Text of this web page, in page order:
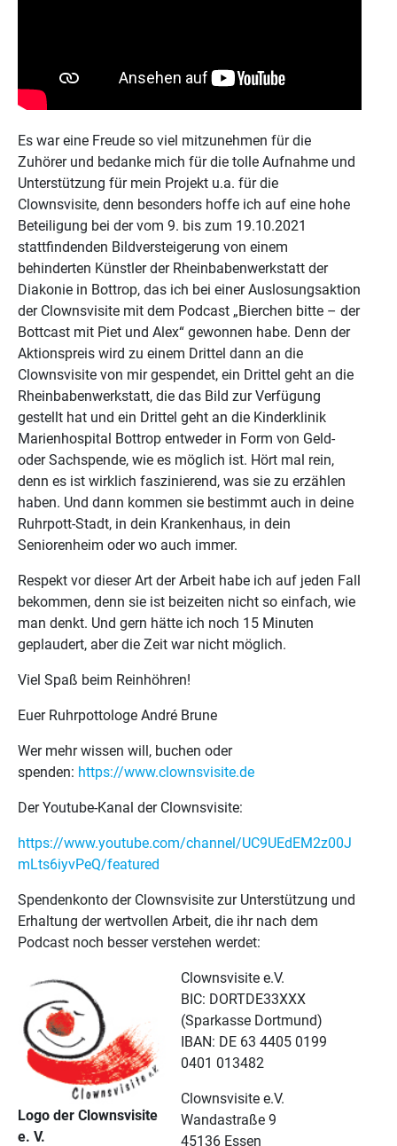
Es war eine Freude so viel mitzunehmen für die
Zuhörer und bedanke mich für die tolle Aufnahme und
Unterstützung für mein Projekt u.a. für die
Clownsvisite, denn besonders hoffe ich auf eine hohe
Beteiligung bei der vom 9. bis zum 19.10.2021
stattfindenden Bildversteigerung von einem
behinderten Künstler der Rheinbabenwerkstatt der
Diakonie in Bottrop, das ich bei einer Auslosungsaktion
der Clownsvisite mit dem Podcast „Bierchen bitte – der
Bottcast mit Piet und Alex“ gewonnen habe. Denn der
Aktionspreis wird zu einem Drittel dann an die
Clownsvisite von mir gespendet, ein Drittel geht an die
Rheinbabenwerkstatt, die das Bild zur Verfügung
gestellt hat und ein Drittel geht an die Kinderklinik
Marienhospital Bottrop entweder in Form von Geld-
oder Sachspende, wie es möglich ist. Hört mal rein,
denn es ist wirklich faszinierend, was sie zu erzählen
haben. Und dann kommen sie bestimmt auch in deine
Ruhrpott-Stadt, in dein Krankenhaus, in dein
Seniorenheim oder wo auch immer.
Respekt vor dieser Art der Arbeit habe ich auf jeden Fall
bekommen, denn sie ist beizeiten nicht so einfach, wie
man denkt. Und gern hätte ich noch 15 Minuten
geplaudert, aber die Zeit war nicht möglich.
Viel Spaß beim Reinhöhren!
Euer Ruhrpottologe André Brune
Wer mehr wissen will, buchen oder
spenden: https://www.clownsvisite.de
Der Youtube-Kanal der Clownsvisite:
https://www.youtube.com/channel/UC9UEdEM2z00J
mLts6iyvPeQ/featured
Spendenkonto der Clownsvisite zur Unterstützung und
Erhaltung der wertvollen Arbeit, die ihr nach dem
Podcast noch besser verstehen werdet:
Logo der Clownsvisite
e. V.
Clownsvisite e.V.
BIC: DORTDE33XXX
(Sparkasse Dortmund)
IBAN: DE 63 4405 0199
0401 013482
Clownsvisite e.V.
Wandastraße 9
45136 Essen